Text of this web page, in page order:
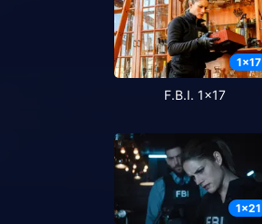
1x17
F.B.I. 1x17
1x21